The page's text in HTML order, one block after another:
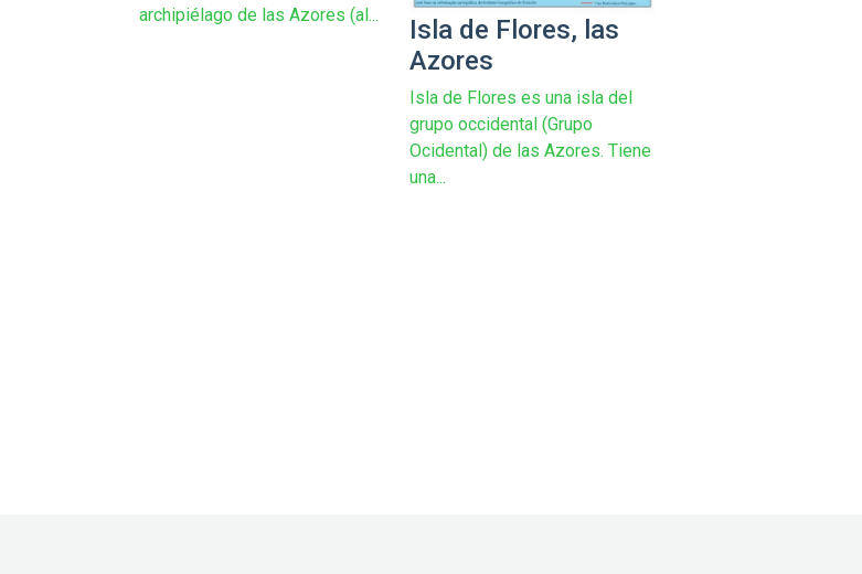
Isla de Flores, las
Azores
Isla de Flores es una isla del
grupo occidental (Grupo
Ocidental) de las Azores. Tiene
una...
archipiélago de las Azores (al...